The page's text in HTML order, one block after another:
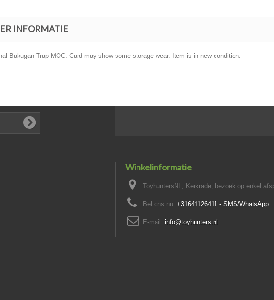
INFORMATIE
Bakugan Trap MOC. Card may show some storage wear. Item is in new condition.
Winkelinformatie
ToyhuntersNL, Kerkrade, bezoek op enkel
Bel ons nu: +31641126411 - SMS/WhatsApp
E-mail: info@toyhunters.nl